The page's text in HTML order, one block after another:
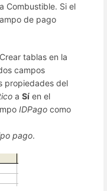
Combustible. Si el
de pago
tablas en la
campos
propiedades del
a Sí en el
IDPago como
pago.